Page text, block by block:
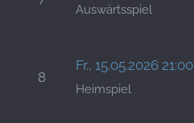
Auswärtsspiel
8
Fr., 15.05.2026 21:00
Heimspiel